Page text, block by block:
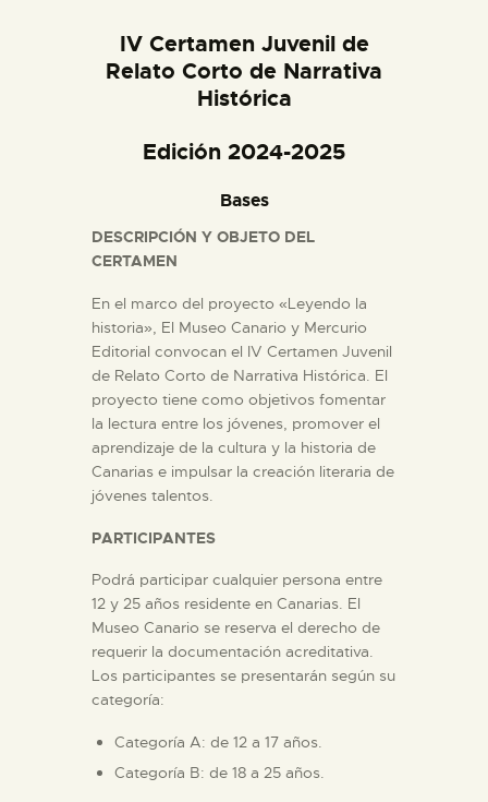
ESPAÑOL
PREPARAR LA VISITA
ACTIVIDADES
█
EL MUSEO
COLECCIONES
DIDÁCTICA
ESPAÑOL
IV Certamen Juvenil de
Relato Corto de Narrativa
Histórica
Edición 2024-2025
Bases
DESCRIPCIÓN Y OBJETO DEL
CERTAMEN
En el marco del proyecto «Leyendo la
historia», El Museo Canario y Mercurio
Editorial convocan el IV Certamen Juvenil
de Relato Corto de Narrativa Histórica. El
proyecto tiene como objetivos fomentar
la lectura entre los jóvenes, promover el
aprendizaje de la cultura y la historia de
Canarias e impulsar la creación literaria de
jóvenes talentos.
PARTICIPANTES
Podrá participar cualquier persona entre
12 y 25 años residente en Canarias. El
Museo Canario se reserva el derecho de
requerir la documentación acreditativa.
Los participantes se presentarán según su
categoría:
Categoría A: de 12 a 17 años.
Categoría B: de 18 a 25 años.